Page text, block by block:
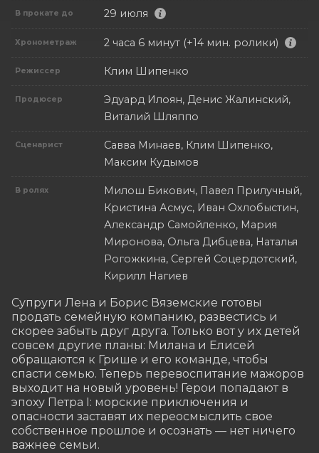
В прокате до 29 июля
Хронометраж 2 часа 6 минут (+14 мин. ролики)
Режиссер Клим Шипенко
Продюсер
Эдуард Илоян, Денис Жалинский,
Виталий Шляппо
Сценарист
Савва Минаев, Клим Шипенко,
Максим Кудымов
В ролях
Милош Бикович, Павел Прилучный,
Кристина Асмус, Иван Охлобыстин,
Александр Самойленко, Мария
Миронова, Ольга Дибцева, Наталья
Рогожкина, Сергей Соцердотский,
Кирилл Нагиев
Супруги Лена и Борис Вяземские готовы
продать семейную компанию, развестись и
скорее забыть друг друга. Только вот у их детей
совсем другие планы: Милана и Елисей
обращаются к Грише и его команде, чтобы
спасти семью. Теперь перевоспитание мажоров
выходит на новый уровень! Герои попадают в
эпоху Петра I: морские приключения и
опасности заставят их переосмыслить свое
собственное прошлое и осознать — нет ничего
важнее семьи.